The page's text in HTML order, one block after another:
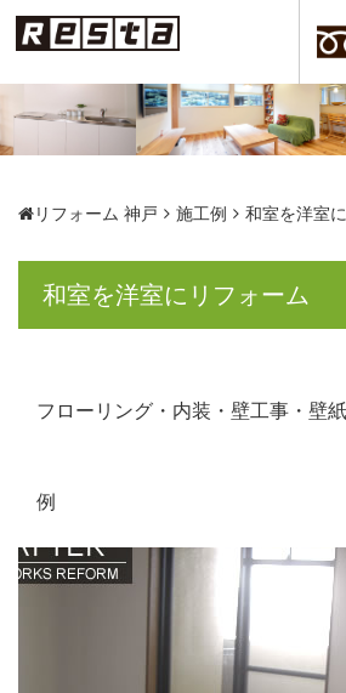
リフォーム 神戸 施工例 和室を洋室
和室を洋室にリフォーム
フローリング・内装・壁工事・壁
例